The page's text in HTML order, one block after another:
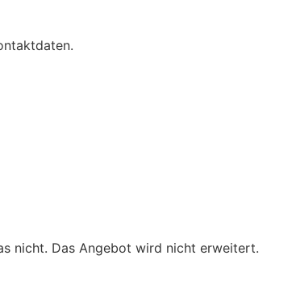
nicht. Das Angebot wird nicht erweitert.